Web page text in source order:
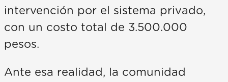
intervención por el sistema privado,
con un costo total de 3.500.000
pesos.
Ante esa realidad, la comunidad